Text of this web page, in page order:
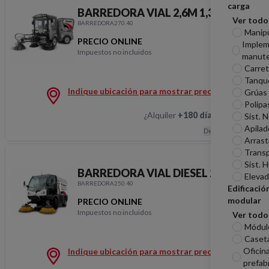
carga
Ver todo
Grúas
Sist.
Sist.
modular
Ver todo
BARREDORA VIAL 2,6M 1,3M3
BARREDORA270.40
PRECIO ONLINE
Impuestos no incluidos
BARREDORA VIAL
Indique ubicación para mostrar precios
¿Alquiler +180 días Hablemos
Descripción
BARREDORA VIAL DIESEL 2,5M 2M3
BARREDORA250.40
PRECIO ONLINE
Impuestos no incluidos
BARREDORA VIAL
Indique ubicación para mostrar precios